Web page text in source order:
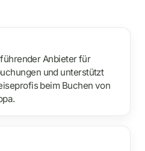
Anbieter für
und unterstützt
beim Buchen von